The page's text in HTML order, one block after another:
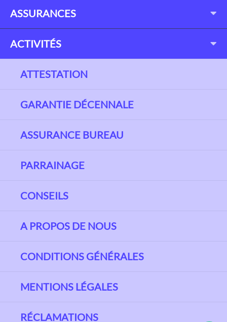
ASSURANCES
ACTIVITÉS
ATTESTATION
GARANTIE DÉCENNALE
ASSURANCE BUREAU
PARRAINAGE
CONSEILS
A PROPOS DE NOUS
CONDITIONS GÉNÉRALES
MENTIONS LÉGALES
RÉCLAMATIONS